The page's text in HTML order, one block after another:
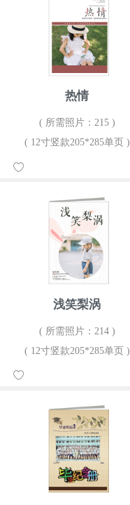
热情
( 所需照片：215 )
( 12寸竖款205*285单页 )
浅笑梨涡
( 所需照片：214 )
( 12寸竖款205*285单页 )